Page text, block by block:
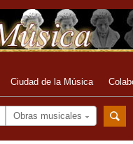
Ciudad de la Música
Obras musicales